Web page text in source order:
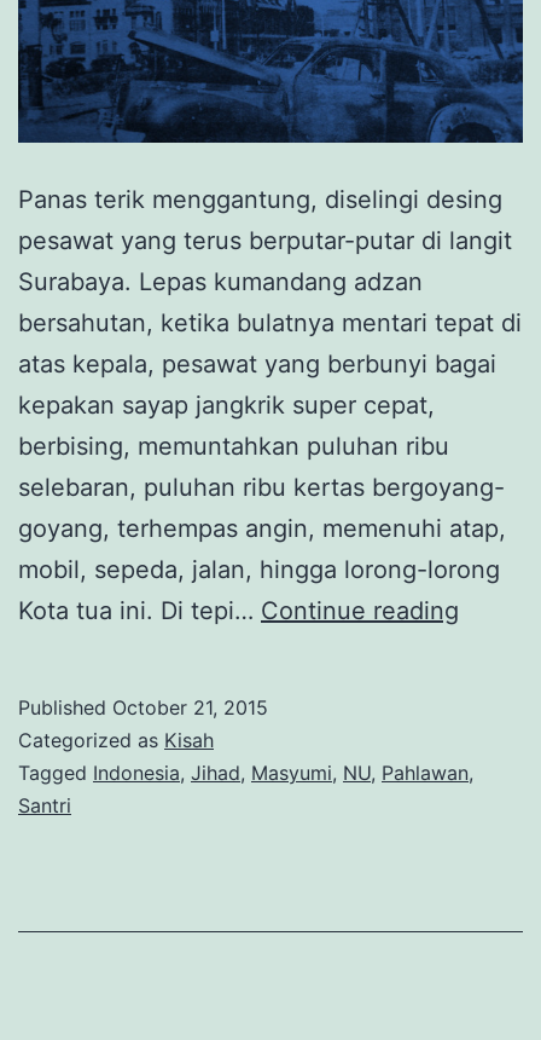
Panas terik menggantung, diselingi desing
pesawat yang terus berputar-putar di langit
Surabaya. Lepas kumandang adzan
bersahutan, ketika bulatnya mentari tepat di
atas kepala, pesawat yang berbunyi bagai
kepakan sayap jangkrik super cepat,
berbising, memuntahkan puluhan ribu
selebaran, puluhan ribu kertas bergoyang-
goyang, terhempas angin, memenuhi atap,
mobil, sepeda, jalan, hingga lorong-lorong
Kota tua ini. Di tepi… Continue reading
Published October 21, 2015
Categorized as Kisah
Tagged Indonesia, Jihad, Masyumi, NU, Pahlawan,
Santri